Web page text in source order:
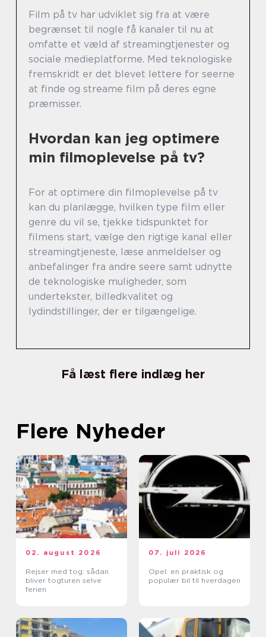
Film på tv har udviklet sig fra at være
begrænset til nogle få kanaler til nu at
omfatte et væld af streamingtjenester og
sociale medieplatforme. Med teknologiske
fremskridt er det blevet lettere for seerne
at finde og streame film på deres egne
præmisser.
Hvordan kan jeg optimere
min filmoplevelse på tv?
For at optimere din filmoplevelse på tv
kan du planlægge, hvilken type film eller
genre du vil se, tjekke tidspunktet for
filmens start, vælge den rigtige kanal eller
streamingtjeneste, læse anmeldelser og
anbefalinger fra andre seere samt udnytte
de teknologiske muligheder, som
undertekster, billedkvalitet og
lydindstillinger, der er tilgængelige.
Få læst flere indlæg her
Flere Nyheder
02. august 2026
Rejser med tog: sådan
bliver togturen selve
ferien
07. juli 2026
Opel: en praktisk og
populær bil til hverdagen